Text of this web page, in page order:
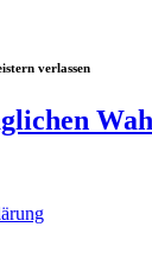
verlassen